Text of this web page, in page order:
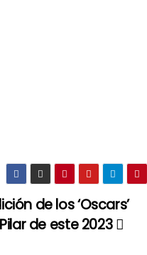
de los ‘Oscars’
de este 2023